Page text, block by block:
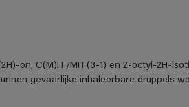
on, C(M)IT/MIT(3-1) en 2-octyl-2H-
gevaarlijke inhaleerbare druppels